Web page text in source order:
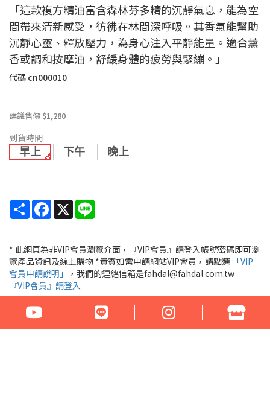
「這款複方精油富含森林芬多精的沉靜氣息，能為空
間帶來清新感受，彷彿在林間深呼吸。其香氣能幫助
沉靜心靈、釋放壓力，為身心注入平靜能量。適合薰
香或調和按摩油，舒緩身體的疲勞與緊繃。」
代碼 cn000010
建議售價$1,280
到貨時間
早上
下午 晚上
Share Facebook
X
* 此網頁為非VIP會員瀏覽介面，『VIP會員』請登入帳號密碼即可瀏
覽產品資訊及線上購物 *貴賓如需申請網站VIP會員，請點選 「VIP
會員申請說明」
，我們的連絡信箱是fahdal@fahdal.com.tw
『VIP會員』請登入